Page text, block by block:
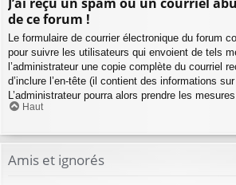
de ce forum !
Le formulaire de courrier électronique du forum
pour suivre les utilisateurs qui envoient de tels
l’administrateur une copie complète du courriel
d’inclure l’en-tête (il contient des informations
L’administrateur pourra alors prendre les
Haut
Amis et ignorés